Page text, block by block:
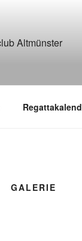
GALERIE